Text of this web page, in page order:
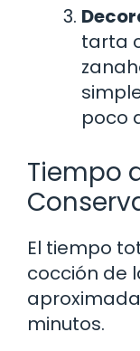
tarta
poco
Tiempo
El tiempo
cocción de
minutos.